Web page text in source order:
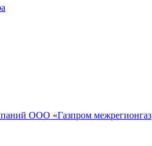
ООО «Газпром межрегионгаз